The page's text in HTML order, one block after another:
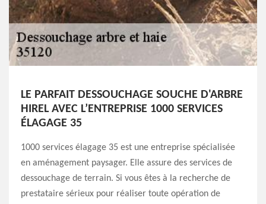
LE PARFAIT DESSOUCHAGE SOUCHE D'ARBRE
HIREL AVEC L’ENTREPRISE 1000 SERVICES
ÉLAGAGE 35
1000 services élagage 35 est une entreprise spécialisée
en aménagement paysager. Elle assure des services de
dessouchage de terrain. Si vous êtes à la recherche de
prestataire sérieux pour réaliser toute opération de